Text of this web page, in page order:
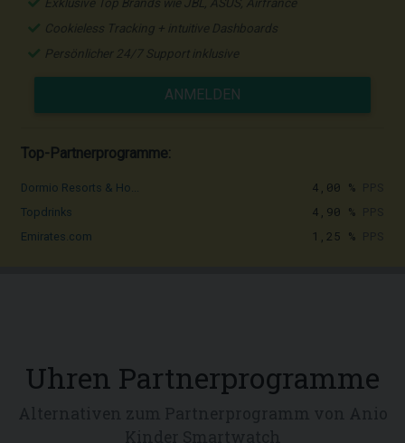
Cookieless Tracking + intuitive Dashboards
Persönlicher 24/7 Support inklusive
ANMELDEN
Top-Partnerprogramme:
Dormio Resorts & Ho... 4,00 %
Topdrinks 4,90 %
Emirates.com 1,25 %
Uhren Partnerprogramme